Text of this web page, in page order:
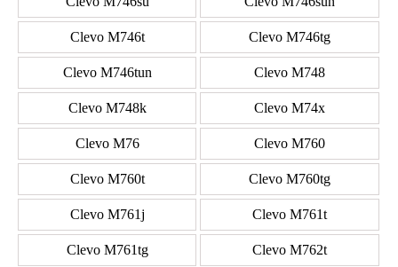
Clevo M746t Clevo M746tg
Clevo M746tun Clevo M748
Clevo M748k Clevo M74x
Clevo M76 Clevo M760
Clevo M760t Clevo M760tg
Clevo M761j Clevo M761t
Clevo M761tg Clevo M762t